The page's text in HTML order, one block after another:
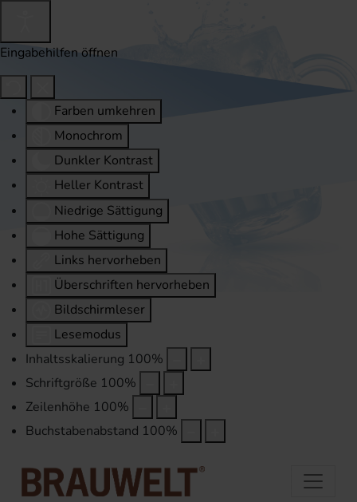
Eingabehilfen öffnen
Farben umkehren
Monochrom
Dunkler Kontrast
Heller Kontrast
Niedrige Sättigung
Hohe Sättigung
Links hervorheben
Überschriften hervorheben
Bildschirmleser
Lesemodus
Inhaltsskalierung 100%
Schriftgröße 100%
Zeilenhöhe 100%
Buchstabenabstand 100%